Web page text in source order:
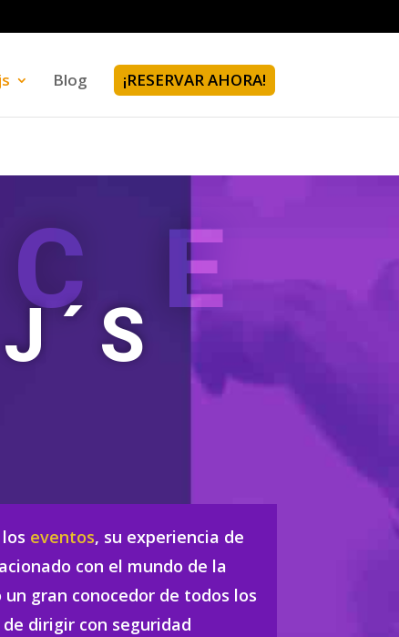
Blog ¡RESERVAR AHORA!
eventos, su experiencia de
con el mundo de la
un gran conocedor de todos los
dirigir con seguridad